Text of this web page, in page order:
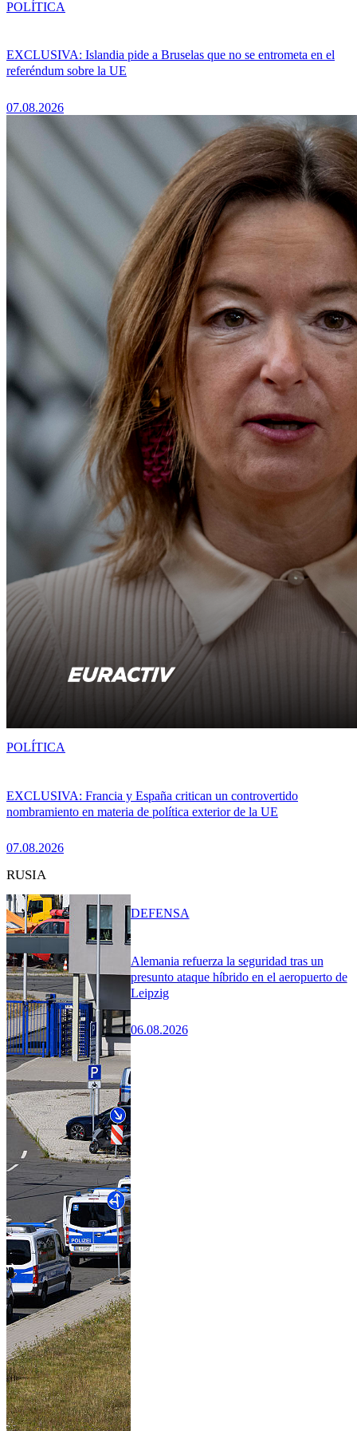
EXCLUSIVA: Islandia pide a Bruselas que no se entrometa en el
referéndum sobre la UE
07.08.2026
POLÍTICA
EXCLUSIVA: Francia y España critican un controvertido
nombramiento en materia de política exterior de la UE
07.08.2026
POLÍTICA
RUSIA
Alemania refuerza la seguridad tras un
presunto ataque híbrido en el aeropuerto de
Leipzig
06.08.2026
DEFENSA